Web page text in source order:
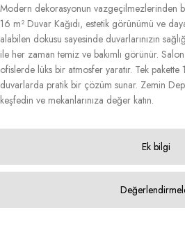
Ek bilgi
Modern dekorasyonun vazgeçilmezlerinden
16 m² Duvar Kağıdı, estetik görünümü ve
alabilen dokusu sayesinde duvarlarınızın
ile her zaman temiz ve bakımlı görünür.
ofislerde lüks bir atmosfer yaratır. Tek pakette
duvarlarda pratik bir çözüm sunar. Zemin
keşfedin ve mekanlarınıza değer katın.